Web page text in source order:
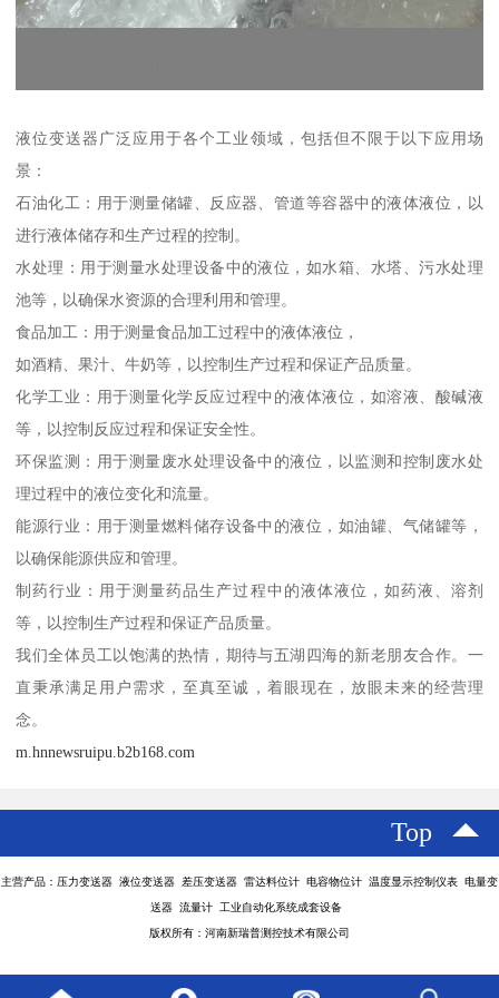
液位变送器广泛应用于各个工业领域，包括但不限于以下应用场
景：
石油化工：用于测量储罐、反应器、管道等容器中的液体液位，以
进行液体储存和生产过程的控制。
水处理：用于测量水处理设备中的液位，如水箱、水塔、污水处理
池等，以确保水资源的合理利用和管理。
食品加工：用于测量食品加工过程中的液体液位，
如酒精、果汁、牛奶等，以控制生产过程和保证产品质量。
化学工业：用于测量化学反应过程中的液体液位，如溶液、酸碱液
等，以控制反应过程和保证安全性。
环保监测：用于测量废水处理设备中的液位，以监测和控制废水处
理过程中的液位变化和流量。
能源行业：用于测量燃料储存设备中的液位，如油罐、气储罐等，
以确保能源供应和管理。
制药行业：用于测量药品生产过程中的液体液位，如药液、溶剂
等，以控制生产过程和保证产品质量。
我们全体员工以饱满的热情，期待与五湖四海的新老朋友合作。一
直秉承满足用户需求，至真至诚，着眼现在，放眼未来的经营理
念。
m.hnnewsruipu.b2b168.com
Top
主营产品：压力变送器 液位变送器 差压变送器 雷达料位计 电容物位计 温度显示控制仪表 电量变
送器 流量计 工业自动化系统成套设备
版权所有：河南新瑞普测控技术有限公司